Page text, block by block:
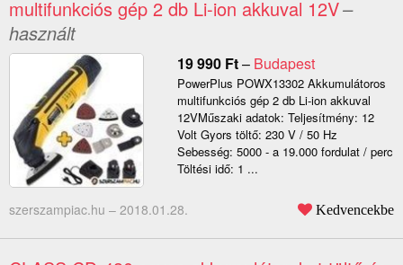
multifunkciós gép 2 db Li-ion akkuval 12V–
használt
19 990 Ft– Budapest
PowerPlus POWX13302 Akkumulátoros
multifunkciós gép 2 db Li-ion akkuval
12VMűszaki adatok: Teljesítmény: 12
Volt Gyors töltő: 230 V / 50 Hz
Sebesség: 5000 - a 19.000 fordulat / perc
Töltési idő: 1 ...
szerszampiac.hu – 2018.01.28. Kedvencekbe